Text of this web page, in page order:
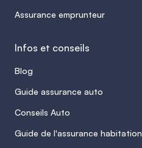
Assurance emprunteur
Infos et conseils
Blog
Guide assurance auto
Conseils Auto
Guide de l'assurance habitation